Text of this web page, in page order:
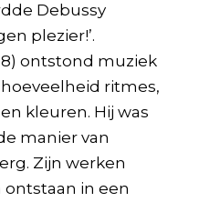
Debussy
plezier!’.
ontstond muziek
ritmes,
kleuren. Hij was
manier van
Zijn werken
in een